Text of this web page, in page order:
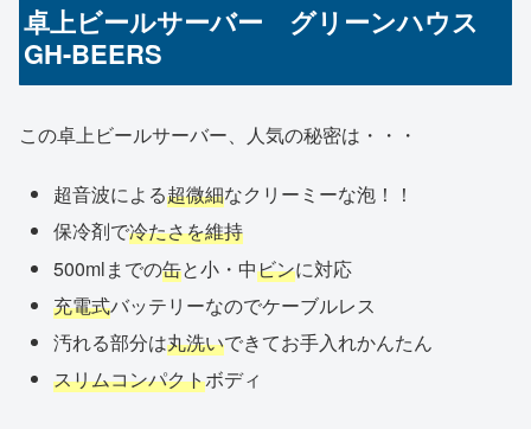
卓上ビールサーバー グリーンハウス
GH-BEERS
この卓上ビールサーバー、人気の秘密は・・・
超音波による超微細なクリーミーな泡！！
保冷剤で冷たさを維持
500mlまでの缶と小・中ビンに対応
充電式バッテリーなのでケーブルレス
汚れる部分は丸洗いできてお手入れかんたん
スリムコンパクトボディ